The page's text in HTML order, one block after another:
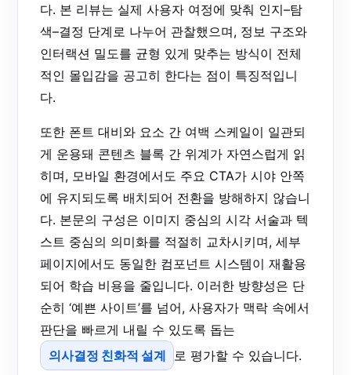
다. 본 리뷰는 실제 사용자 여정에 맞춰 인지–탐
색–결정 단계로 나누어 관찰했으며, 정보 구조와
인터랙션 밀도를 균형 있게 맞추는 방식이 전체
적인 몰입감을 공고히 한다는 점이 특징적입니
다.
또한 폰트 대비와 요소 간 여백 스케일이 일관되
게 운용돼 콘텐츠 블록 간 위계가 자연스럽게 읽
히며, 모바일 환경에서도 주요 CTA가 시야 안쪽
에 유지되도록 배치되어 전환을 방해하지 않습니
다. 본문의 구성은 이미지 중심의 시각 서술과 텍
스트 중심의 의미화를 적절히 교차시키며, 세부
페이지에서도 동일한 컴포넌트 시스템이 재활용
되어 학습 비용을 줄입니다. 이러한 방향성은 단
순히 ‘예쁜 사이트’를 넘어, 사용자가 맥락 속에서
판단을 빠르게 내릴 수 있도록 돕는
의사결정 친화적 설계
로 평가할 수 있습니다.